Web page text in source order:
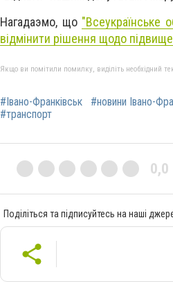
Нагадаэмо, що "Всеукраїнське
відмінити рішення щодо
Якщо ви помітили помилку, виділіть необхідний
#Івано-Франківськ #новини Івано-
#транспорт
0,0
Поділіться та підписуйтесь на наші